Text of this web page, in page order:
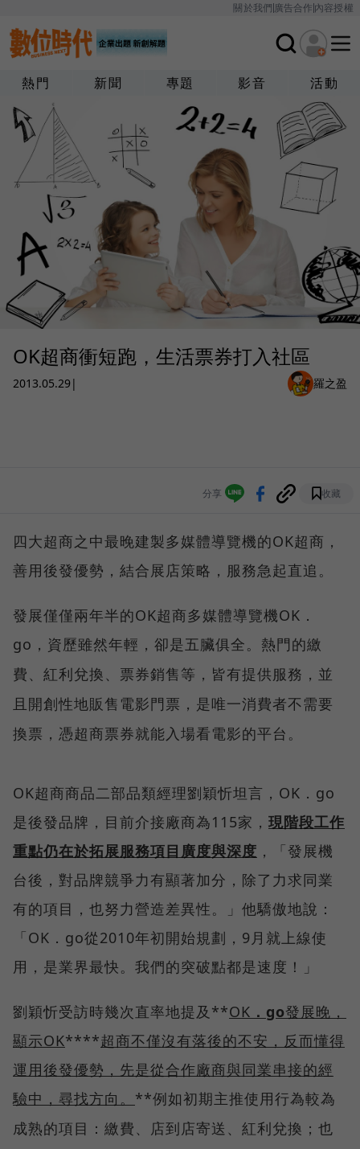
關於我們廣告合作內容授權
熱門 新聞 專題 影音 活動
OK超商衝短跑，生活票券打入社區
2013.05.29| 羅之盈
分享 收藏
四大超商之中最晚建製多媒體導覽機的OK超商，
善用後發優勢，結合展店策略，服務急起直追。
發展僅僅兩年半的OK超商多媒體導覽機OK．
go ，資歷雖然年輕，卻是五臟俱全。熱門的繳
費、紅利兌換、票券銷售等，皆有提供服務，並
且開創性地販售電影門票，是唯一消費者不需要
換票，憑超商票券就能入場看電影的平台。
OK超商商品二部品類經理劉穎忻坦言，OK．go
是後發品牌，目前介接廠商為115家， 現階段工作
重點仍在於拓展服務項目廣度與深度 ，「發展機
台後，對品牌競爭力有顯著加分，除了力求同業
有的項目，也努力營造差異性。」他驕傲地說：
「OK．go從2010年初開始規劃，9月就上線使
用，是業界最快。我們的突破點都是速度！」
劉穎忻受訪時幾次直率地提及**OK ．go發展晚，
顯示OK****超商不僅沒有落後的不安，反而懂得
運用後發優勢，先是從合作廠商與同業串接的經
驗中，尋找方向。 **例如初期主推使用行為較為
成熟的項目：繳費、店到店寄送、紅利兌換；也